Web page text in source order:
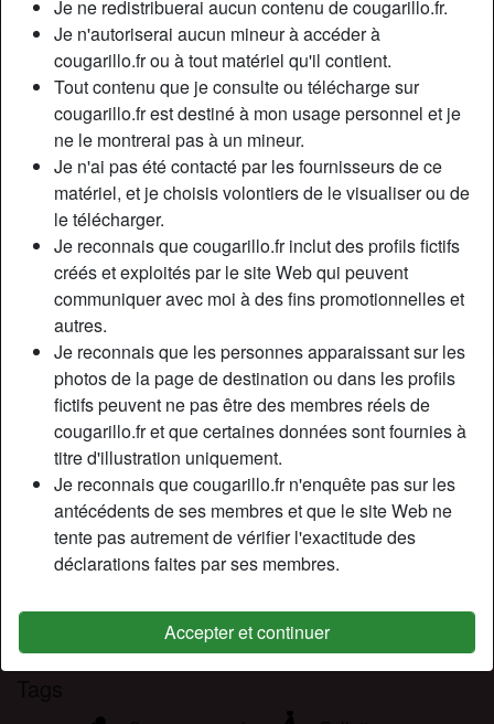
Je ne redistribuerai aucun contenu de cougarillo.fr.
Je n'autoriserai aucun mineur à accéder à
cougarillo.fr ou à tout matériel qu'il contient.
Tout contenu que je consulte ou télécharge sur
cougarillo.fr est destiné à mon usage personnel et je
ne le montrerai pas à un mineur.
Je n'ai pas été contacté par les fournisseurs de ce
matériel, et je choisis volontiers de le visualiser ou de
le télécharger.
Je reconnais que cougarillo.fr inclut des profils fictifs
créés et exploités par le site Web qui peuvent
communiquer avec moi à des fins promotionnelles et
autres.
Je reconnais que les personnes apparaissant sur les
photos de la page de destination ou dans les profils
fictifs peuvent ne pas être des membres réels de
cougarillo.fr et que certaines données sont fournies à
titre d'illustration uniquement.
Je reconnais que cougarillo.fr n'enquête pas sur les
antécédents de ses membres et que le site Web ne
tente pas autrement de vérifier l'exactitude des
déclarations faites par ses membres.
Accepter et continuer
Nickname:
SharpeBbxoxo
Âge:
58
Pays:
France
Département:
Nord
Sexe:
Femme
Sexualité:
Relation:
Célibataire
Couleur des cheveux:
Blonde
Épilé(e):
Oui
Fumeur(euse):
Description
Divorcée depuis peu, je ne souhaite plus me prendre la
tête dans des relations sérieuses et complexes pour le
moment. Je cherche avant tout à trouver des hommes de
25 à 50 ans dans ma région pour plan cul rapide et sans
prise de tête
N'a spécifié aucune préférence